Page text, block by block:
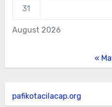
August 2026
31
«
pafikotacilacap.org